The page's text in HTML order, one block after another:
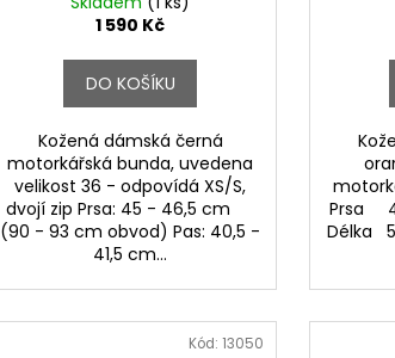
1 590 Kč
DO KOŠÍKU
Kožená dámská černá
motorkářská bunda, uvedena
velikost 36 - odpovídá XS/S,
dvojí zip Prsa: 45 - 46,5 cm
(90 - 93 cm obvod) Pas: 40,5 -
41,5 cm...
Prsa
Délka
Kód:13050